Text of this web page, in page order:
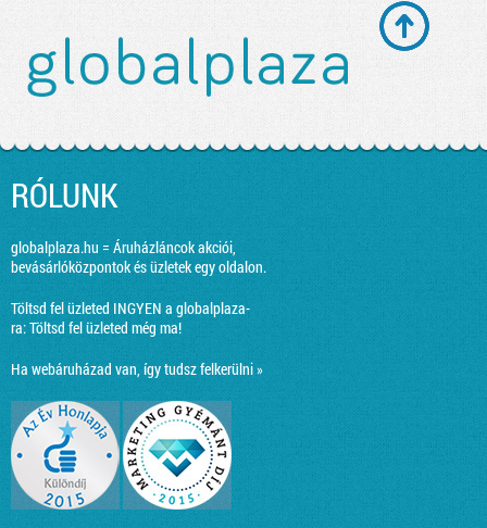
RÓLUNK
globalplaza.hu = Áruházláncok akciói,
bevásárlóközpontok és üzletek egy oldalon.
Töltsd fel üzleted INGYEN a globalplaza-
ra:Töltsd fel üzleted még ma!
Ha webáruházad van, így tudsz felkerülni »